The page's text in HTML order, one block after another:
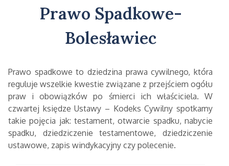
Prawo Spadkowe-
Bolesławiec
Prawo spadkowe to dziedzina prawa cywilnego, która
reguluje wszelkie kwestie związane z przejściem ogółu
praw i obowiązków po śmierci ich właściciela. W
czwartej księdze Ustawy – Kodeks Cywilny spotkamy
takie pojęcia jak: testament, otwarcie spadku, nabycie
spadku, dziedziczenie testamentowe, dziedziczenie
ustawowe, zapis windykacyjny czy polecenie.